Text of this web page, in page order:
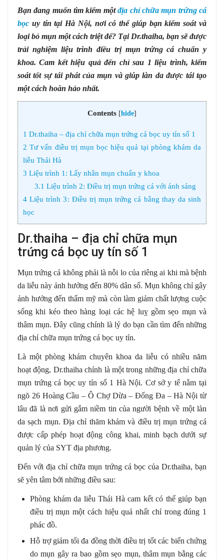
Bạn đang muốn tìm kiếm mộtđịa chỉ chữa mụn trứng cá
bọc uy tín tại Hà Nội, nơi có thể giúp bạn kiểm soát và
loại bỏ mụn một cách triệt để? Tại Dr.thaiha, bạn sẽ được
trải nghiệm liệu trình điều trị mụn trứng cá chuẩn y
khoa. Cam kết hiệu quả đến chỉ sau 1 liệu trình, kiểm
soát tốt sự tái phát của mụn và giúp làn da được tái tạo
một cách hoàn hảo nhất.
Contents [hide]
1 Dr.thaiha – địa chỉ chữa mụn trứng cá bọc uy tín số 1
2 Tư vấn điều trị mụn bọc hiệu quả tại phòng khám da
liễu Thái Hà
3 Liệu trình 1: Lấy nhân mụn chuẩn y khoa
3.1 Liệu trình 2: Điều trị mụn trứng cá với ánh sáng
4 Liệu trình 3: Điều trị mụn trứng cá bằng thay da sinh
học
Dr.thaiha – địa chỉ chữa mụn
trứng cá bọc uy tín số 1
Mụn trứng cá không phải là nỗi lo của riêng ai khi mà bệnh
da liễu này ảnh hưởng đến 80% dân số. Mụn không chỉ gây
ảnh hưởng đến thẩm mỹ mà còn làm giảm chất lượng cuộc
sống khi kéo theo hàng loại các hệ luỵ gồm sẹo mụn và
thâm mụn. Đây cũng chính là lý do bạn cần tìm đến những
địa chỉ chữa mụn trứng cá bọc uy tín.
Là một phòng khám chuyên khoa da liễu có nhiều năm
hoạt động, Dr.thaiha chính là một trong những địa chỉ chữa
mụn trứng cá bọc uy tín số 1 Hà Nội. Cơ sở y tế nằm tại
ngõ 26 Hoàng Cầu – Ô Chợ Dừa – Đống Đa – Hà Nội từ
lâu đã là nơi gửi gắm niềm tin của người bệnh về một làn
da sạch mụn. Địa chỉ thăm khám và điều trị mụn trứng cá
được cấp phép hoạt động công khai, minh bạch dưới sự
quản lý của SYT địa phương.
Đến với địa chỉ chữa mụn trứng cá bọc của Dr.thaiha, bạn
sẽ yên tâm bởi những điều sau:
Phòng khám da liễu Thái Hà cam kết có thể giúp bạn
điều trị mụn một cách hiệu quả nhất chỉ trong đúng 1
phác đồ.
Hỗ trợ giảm tối đa đồng thời điều trị tốt các biến chứng
do mụn gây ra bao gồm sẹo mụn, thâm mụn bằng các